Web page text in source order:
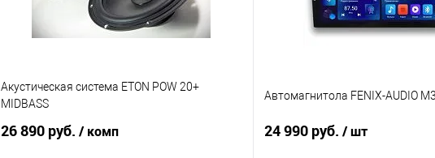
Акустическая система ETON POW 20+
MIDBASS
26 890 руб. / комп
Автомагнитола FENIX-AUDIO
24 990 руб. / шт